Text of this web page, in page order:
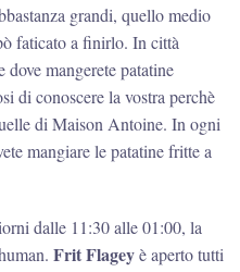
grandi, quello medio
faticato a finirlo. In città
mangerete patatine
di conoscere la vostra perchè
di Maison Antoine. In ogni
mangiare le patatine fritte a
dalle 11:30 alle 01:00, la
Frit Flageyè aperto tutti